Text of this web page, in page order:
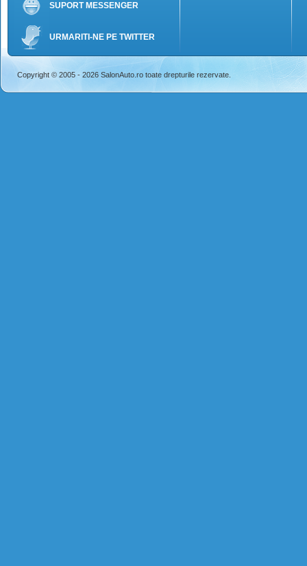
SUPORT MESSENGER
URMARITI-NE PE TWITTER
Copyright © 2005 - 2026 SalonAuto.ro toate drepturile rezervate.